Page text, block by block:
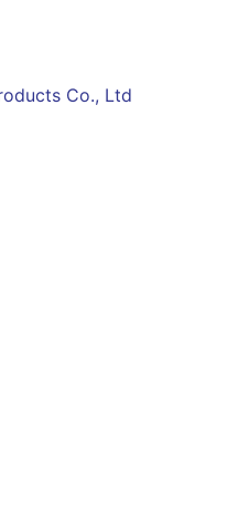
Co., Ltd